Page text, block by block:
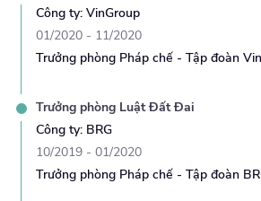
Công ty: VinGroup
01/2020 - 11/2020
Trưởng phòng Pháp chế - Tập đoàn
Trưởng phòng Luật Đất Đai
Công ty: BRG
10/2019 - 01/2020
Trưởng phòng Pháp chế - Tập đoàn